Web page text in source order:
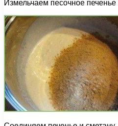
Измельчаем песочное